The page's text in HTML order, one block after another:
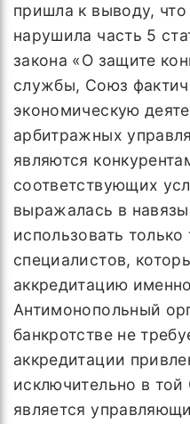
пришла к выводу,
нарушила часть 5
закона «О защите
службы, Союз
экономическую
арбитражных
являются
соответствующих
выражалась в
использовать
специалистов,
аккредитацию
Антимонопольный
банкротстве не
аккредитации
исключительно в
является